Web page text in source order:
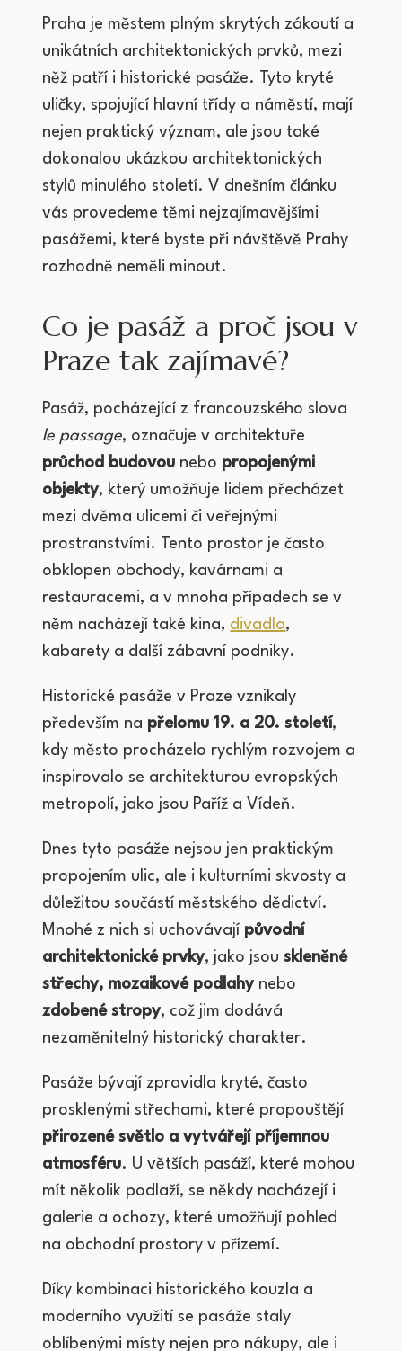
Praha je městem plným skrytých zákoutí a
unikátních architektonických prvků, mezi
něž patří i historické pasáže. Tyto kryté
uličky, spojující hlavní třídy a náměstí, mají
nejen praktický význam, ale jsou také
dokonalou ukázkou architektonických
stylů minulého století. V dnešním článku
vás provedeme těmi nejzajímavějšími
pasážemi, které byste při návštěvě Prahy
rozhodně neměli minout.
Co je pasáž a proč jsou v
Praze tak zajímavé?
Pasáž, pocházející z francouzského slova
le passage, označuje v architektuře
průchod budovou nebo propojenými
objekty, který umožňuje lidem přecházet
mezi dvěma ulicemi či veřejnými
prostranstvími. Tento prostor je často
obklopen obchody, kavárnami a
restauracemi, a v mnoha případech se v
něm nacházejí také kina, divadla,
kabarety a další zábavní podniky.
Historické pasáže v Praze vznikaly
především na přelomu 19. a 20. století,
kdy město procházelo rychlým rozvojem a
inspirovalo se architekturou evropských
metropolí, jako jsou Paříž a Vídeň.
Dnes tyto pasáže nejsou jen praktickým
propojením ulic, ale i kulturními skvosty a
důležitou součástí městského dědictví.
Mnohé z nich si uchovávají původní
architektonické prvky, jako jsouskleněné
střechy, mozaikové podlahynebo
zdobené stropy, což jim dodává
nezaměnitelný historický charakter.
Pasáže bývají zpravidla kryté, často
prosklenými střechami, které propouštějí
přirozené světlo a vytvářejí příjemnou
atmosféru. U větších pasáží, které mohou
mít několik podlaží, se někdy nacházejí i
galerie a ochozy, které umožňují pohled
na obchodní prostory v přízemí.
Díky kombinaci historického kouzla a
moderního využití se pasáže staly
oblíbenými místy nejen pro nákupy, ale i